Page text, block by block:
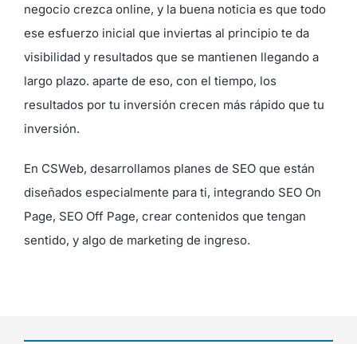
negocio crezca online, y la buena noticia es que todo
ese esfuerzo inicial que inviertas al principio te da
visibilidad y resultados que se mantienen llegando a
largo plazo. aparte de eso, con el tiempo, los
resultados por tu inversión crecen más rápido que tu
inversión.
En CSWeb, desarrollamos planes de SEO que están
diseñados especialmente para ti, integrando SEO On
Page, SEO Off Page, crear contenidos que tengan
sentido, y algo de marketing de ingreso.